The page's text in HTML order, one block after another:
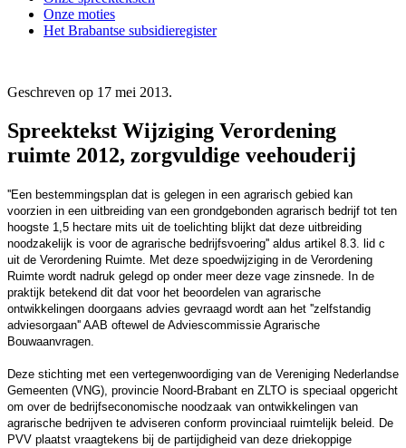
Onze moties
Het Brabantse subsidieregister
Geschreven op 17 mei 2013.
Spreektekst Wijziging Verordening
ruimte 2012, zorgvuldige veehouderij
''Een bestemmingsplan dat is gelegen in een agrarisch gebied kan
voorzien in een uitbreiding van een grondgebonden agrarisch bedrijf tot ten
hoogste 1,5 hectare mits uit de toelichting blijkt dat deze uitbreiding
noodzakelijk is voor de agrarische bedrijfsvoering'' aldus artikel 8.3. lid c
uit de Verordening Ruimte. Met deze spoedwijziging in de Verordening
Ruimte wordt nadruk gelegd op onder meer deze vage zinsnede. In de
praktijk betekend dit dat voor het beoordelen van agrarische
ontwikkelingen doorgaans advies gevraagd wordt aan het ''zelfstandig
adviesorgaan'' AAB oftewel de Adviescommissie Agrarische
Bouwaanvragen.
Deze stichting met een vertegenwoordiging van de Vereniging Nederlandse
Gemeenten (VNG), provincie Noord-Brabant en ZLTO is speciaal opgericht
om over de bedrijfseconomische noodzaak van ontwikkelingen van
agrarische bedrijven te adviseren conform provinciaal ruimtelijk beleid. De
PVV plaatst vraagtekens bij de partijdigheid van deze driekoppige